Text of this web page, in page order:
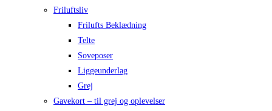
Friluftsliv
Frilufts Beklædning
Telte
Soveposer
Liggeunderlag
Grej
Gavekort – til grej og oplevelser